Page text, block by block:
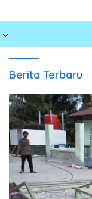
Berita Terbaru